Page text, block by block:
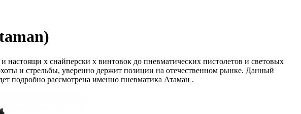
настоящи х снайперски х винтовок до пневматических пистолетов и световых
и стрельбы, уверенно держит позиции на отечественном рынке. Данный
подробно рассмотрена именно пневматика Атаман .